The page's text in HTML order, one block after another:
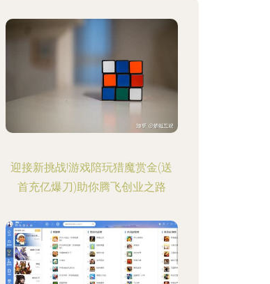
迎接新挑战!游戏陪玩猎魔赏金(送
首充亿爆刀)助你腾飞创业之路